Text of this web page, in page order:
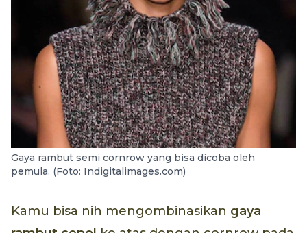
Gaya rambut semi cornrow yang bisa dicoba oleh
pemula. (Foto: Indigitalimages.com)
Kamu bisa nih mengombinasikan gaya